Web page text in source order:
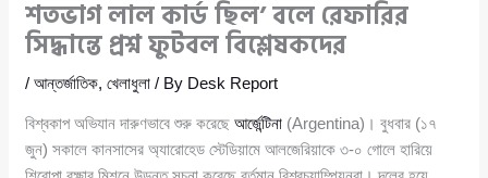
শতভাগ লাল কার্ড ছিল’ বলে রেফারির
সিদ্ধান্তে প্রশ্ন ফুটবল বিশ্লেষকদের
/আন্তর্জাতিক,খেলাধুলা / By Desk Report
বিশ্বকাপ অভিযান দারুণভাবে শুরু করেছেআর্জেন্টিনা (Argentina)। বুধবার (১৭
জুন) সকালে কানসাসের অ্যারোহেড স্টেডিয়ামে আলজেরিয়াকে ৩-০ গোলে হারিয়ে